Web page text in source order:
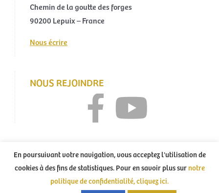
Chemin de la goutte des forges
90200 Lepuix – France
Nous écrire
NOUS REJOINDRE
Tous droits réservés La Légende du Loup Noir – 2021 – Création :
Agence 13ème étage–Mentions légales–Politique de confidentialité
En poursuivant votre navigation, vous acceptez l'utilisation de
cookies à des fins de statistiques. Pour en savoir plus surnotre
politique de confidentialité, cliquez ici.